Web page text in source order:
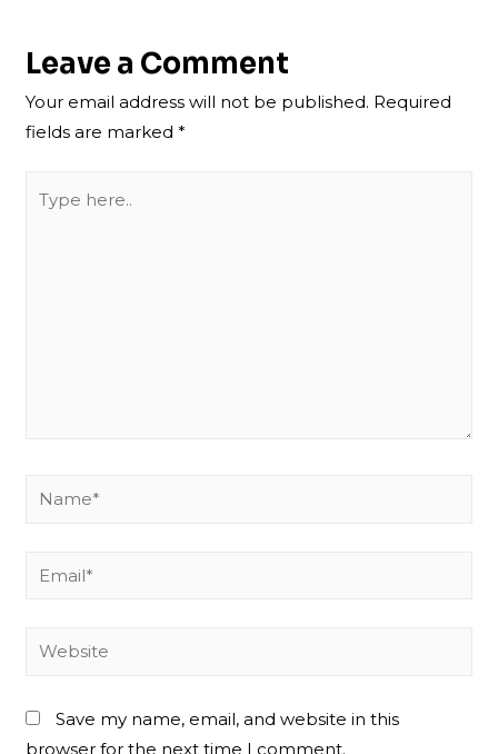
Leave a Comment
Your email address will not be published. Required
fields are marked*
here..
Name*
Email*
Website
Save my name, email, and website in this
browser for the next time I comment.